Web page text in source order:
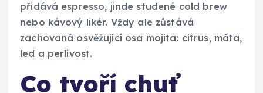
přidává espresso, jinde studené cold brew
nebo kávový likér. Vždy ale zůstává
zachovaná osvěžující osa mojita: citrus, máta,
led a perlivost.
Co tvoří chuť